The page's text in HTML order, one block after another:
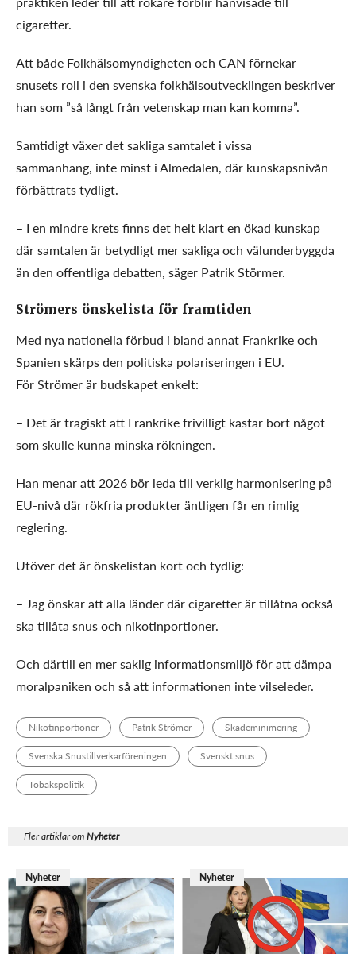
cigaretter.
Att både Folkhälsomyndigheten och CAN förnekar
snusets roll i den svenska folkhälsoutvecklingen beskriver
han som ”så långt från vetenskap man kan komma”.
Samtidigt växer det sakliga samtalet i vissa
sammanhang, inte minst i Almedalen, där kunskapsnivån
förbättrats tydligt.
– I en mindre krets finns det helt klart en ökad kunskap
där samtalen är betydligt mer sakliga och välunderbyggda
än den offentliga debatten, säger Patrik Störmer.
Strömers önskelista för framtiden
Med nya nationella förbud i bland annat Frankrike och
Spanien skärps den politiska polariseringen i EU.
För Strömer är budskapet enkelt:
– Det är tragiskt att Frankrike frivilligt kastar bort något
som skulle kunna minska rökningen.
Han menar att 2026 bör leda till verklig harmonisering på
EU-nivå där rökfria produkter äntligen får en rimlig
reglering.
Utöver det är önskelistan kort och tydlig:
– Jag önskar att alla länder där cigaretter är tillåtna också
ska tillåta snus och nikotinportioner.
Och därtill en mer saklig informationsmiljö för att dämpa
moralpaniken och så att informationen inte vilseleder.
Nikotinportioner Patrik Strömer Skademinimering
Svenska Snustillverkarföreningen Svenskt snus
Tobakspolitik
Fler artiklar omNyheter
Nyheter Nyheter